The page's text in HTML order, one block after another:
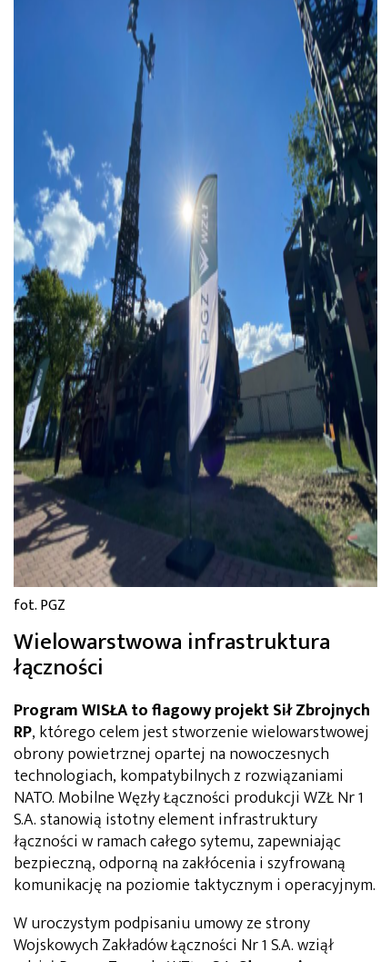
fot. PGZ
Wielowarstwowa infrastruktura
łączności
Program WISŁA to flagowy projekt Sił Zbrojnych
RP, którego celem jest stworzenie wielowarstwowej
obrony powietrznej opartej na nowoczesnych
technologiach, kompatybilnych z rozwiązaniami
NATO. Mobilne Węzły Łączności produkcji WZŁ Nr 1
S.A. stanowią istotny element infrastruktury
łączności w ramach całego sytemu, zapewniając
bezpieczną, odporną na zakłócenia i szyfrowaną
komunikację na poziomie taktycznym i operacyjnym.
W uroczystym podpisaniu umowy ze strony
Wojskowych Zakładów Łączności Nr 1 S.A. wziął